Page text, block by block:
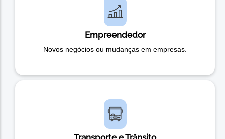
Empreendedor
Novos negócios ou mudanças em empresas.